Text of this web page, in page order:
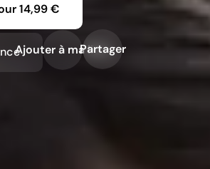
14,99 €
Ajouter à ma liste
Partager